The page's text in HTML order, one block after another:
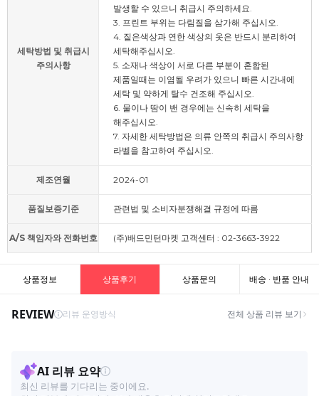
세탁방법 및 취급시
주의사항
발생할 수 있으니 취급시 주의하세요.
3. 프린트 부위는 다림질을 삼가해 주십시오.
4. 짙은색상과 연한 색상의 옷은 반드시 분리하여
세탁해주십시오.
5. 소재나 색상이 서로 다른 부분이 혼합된
제품일때는 이염될 우려가 있으니 빠른 시간내에
세탁 및 약하게 탈수 건조해 주십시오.
6. 물이나 땀이 밴 경우에는 신속히 세탁을
해주십시오.
7. 자세한 세탁방법은 의류 안쪽의 취급시 주의사항
라벨을 참고하여 주십시오.
제조연월 2024-01
품질보증기준 관련법 및 소비자분쟁해결 규정에 따름
A/S 책임자와 전화번호 (주)배드민턴마켓 고객센터 : 02-3663-3922
상품정보 상품후기 상품문의 배송 · 반품 안내